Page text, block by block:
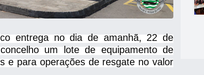
entrega no dia de amanhã, 22 de
um lote de equipamento de
e para operações de resgate no valor